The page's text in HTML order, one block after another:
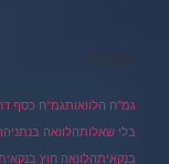
תגיות
גמ"ח הלוואותגמ"ח כסף
בלי שאלותהלוואה בנתניה
בנקאיתהלוואה חוץ